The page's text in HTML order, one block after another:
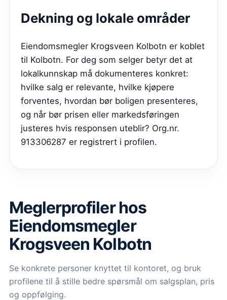
Dekning og lokale områder
Eiendomsmegler Krogsveen Kolbotn er koblet
til Kolbotn. For deg som selger betyr det at
lokalkunnskap må dokumenteres konkret:
hvilke salg er relevante, hvilke kjøpere
forventes, hvordan bør boligen presenteres,
og når bør prisen eller markedsføringen
justeres hvis responsen uteblir? Org.nr.
913306287 er registrert i profilen.
Meglerprofiler hos
Eiendomsmegler
Krogsveen Kolbotn
Se konkrete personer knyttet til kontoret, og bruk
profilene til å stille bedre spørsmål om salgsplan, pris
og oppfølging.